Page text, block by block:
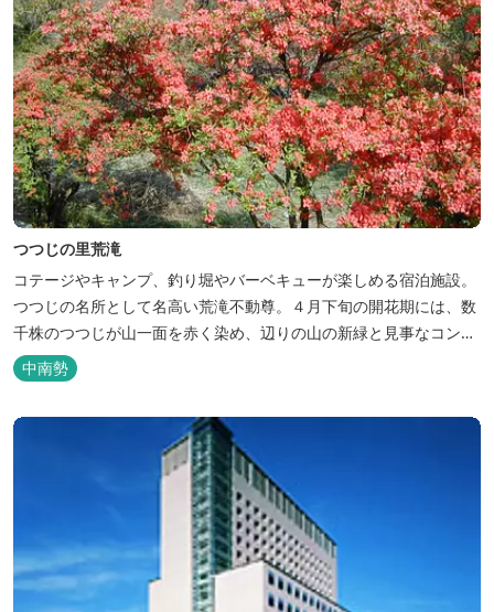
つつじの里荒滝
コテージやキャンプ、釣り堀やバーベキューが楽しめる宿泊施設。
つつじの名所として名高い荒滝不動尊。４月下旬の開花期には、数
千株のつつじが山一面を赤く染め、辺りの山の新緑と見事なコント
ラストを織り成します。 松阪の観光情報は、松阪観光インフォメー
ションサイト ワクワク松阪 ...
中南勢